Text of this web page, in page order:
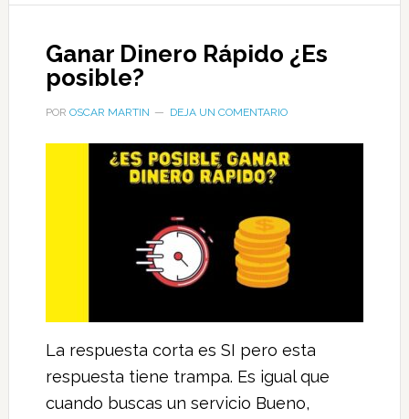
Ganar Dinero Rápido ¿Es
posible?
POR OSCAR MARTIN DEJA UN COMENTARIO
La respuesta corta es SI pero esta
respuesta tiene trampa. Es igual que
cuando buscas un servicio Bueno,